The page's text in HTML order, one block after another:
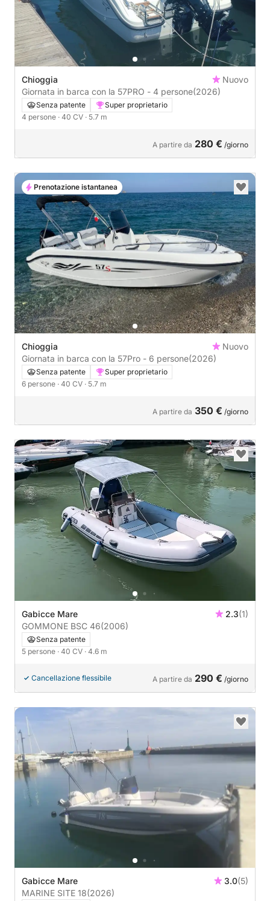
Chioggia
Nuovo
Giornata in barca con la 57PRO - 4 persone(2026)
Senza patente
Super proprietario
4 persone · 40 CV · 5.7 m
A partire da 280 € /giorno
Chioggia
Nuovo
Giornata in barca con la 57Pro - 6 persone(2026)
Senza patente
Super proprietario
6 persone · 40 CV · 5.7 m
A partire da 350 € /giorno
Prenotazione istantanea
Gabicce Mare 2.3(1)
GOMMONE BSC 46(2006)
Senza patente
5 persone · 40 CV · 4.6 m
Cancellazione flessibile A partire da 290 € /giorno
Gabicce Mare 3.0(5)
MARINE SITE 18(2026)